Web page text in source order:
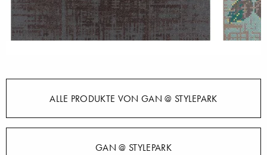
ALLE PRODUKTE VON GAN @ STYLEPARK
GAN @ STYLEPARK